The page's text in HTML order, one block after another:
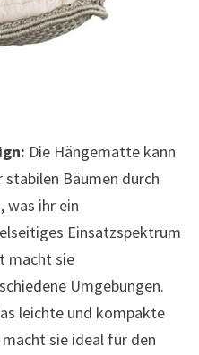
Die Hängematte kann
stabilen Bäumen durch
was ihr ein
Einsatzspektrum
macht sie
Umgebungen.
leichte und kompakte
sie ideal für den